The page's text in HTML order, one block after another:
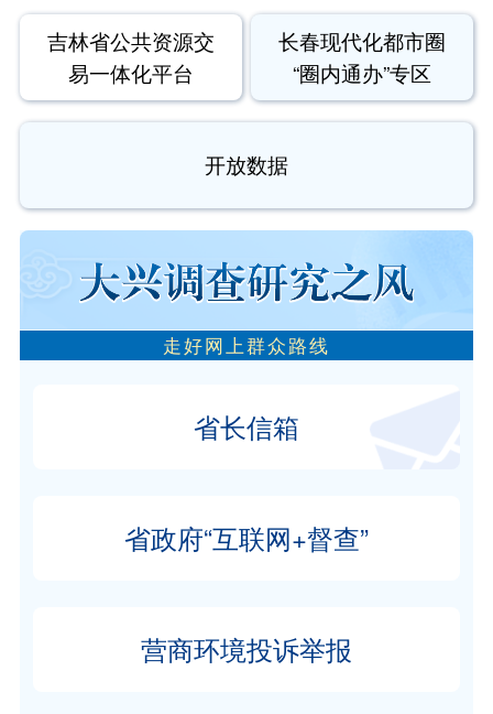
吉林省公共资源交
易一体化平台
长春现代化都市圈
“圈内通办”专区
开放数据
走好网上群众路线
省长信箱
省政府“互联网+督查”
营商环境投诉举报